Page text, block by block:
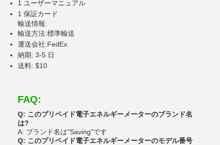
1 ユーザーマニュアル
1 保証カード
輸送情報:
輸送方法:標準輸送
運送会社:FedEx
納期: 3-5 日
送料: $10
FAQ:
Q: このプリペイド電子エネルギーメーターのブランド名
は?
A: ブランド名は"Saving"です
Q: このプリペイド電子エネルギーメーターのモデル番号